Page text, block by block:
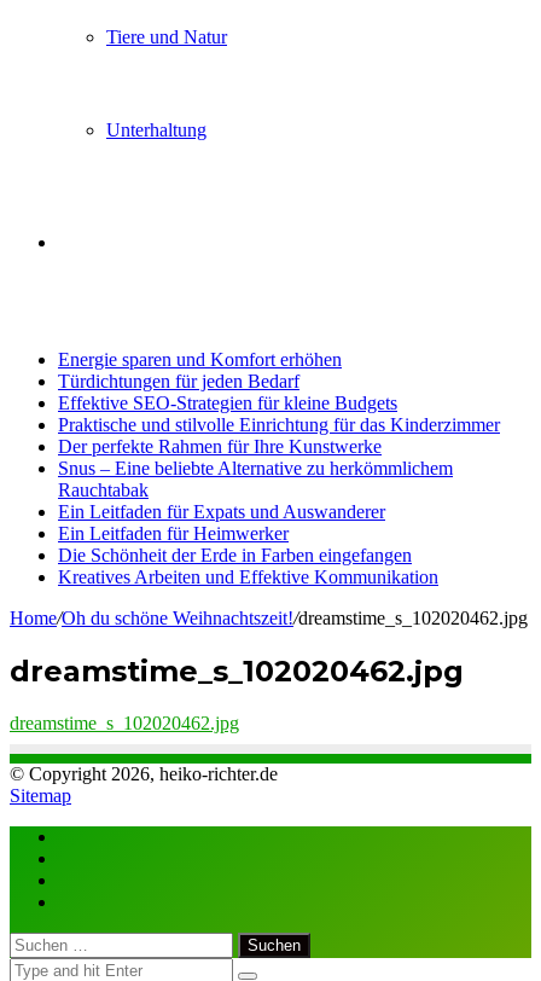
Tiere und Natur
Unterhaltung
Energie sparen und Komfort erhöhen
Türdichtungen für jeden Bedarf
Effektive SEO-Strategien für kleine Budgets
Praktische und stilvolle Einrichtung für das Kinderzimmer
Der perfekte Rahmen für Ihre Kunstwerke
Snus – Eine beliebte Alternative zu herkömmlichem
Rauchtabak
Ein Leitfaden für Expats und Auswanderer
Ein Leitfaden für Heimwerker
Die Schönheit der Erde in Farben eingefangen
Kreatives Arbeiten und Effektive Kommunikation
Home/Oh du schöne Weihnachtszeit!/dreamstime_s_102020462.jpg
dreamstime_s_102020462.jpg
dreamstime_s_102020462.jpg
© Copyright 2026, heiko-richter.de
Sitemap
Close
Suchen
nach: